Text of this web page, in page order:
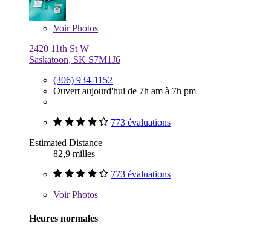
VoirPhotos
2420 11th St W
Saskatoon, SK S7M1J6
(306) 934-1152
Ouvert aujourd'hui de 7h am à 7h pm
773 évaluations
Estimated Distance
82,9 milles
773 évaluations
VoirPhotos
Heures normales